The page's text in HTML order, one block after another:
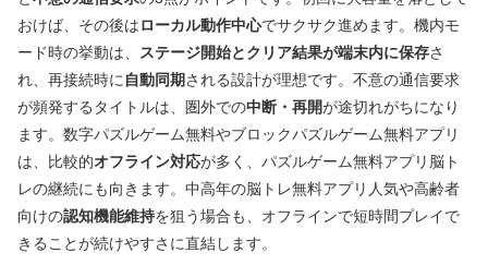
おけば、その後はローカル動作中心でサクサク進めます。機内モ
ード時の挙動は、
ステージ開始とクリア結果が端末内に保存さ
れ、再接続時に 自動同期される設計が理想です。不意の通信要求
が頻発するタイトルは、圏外での中断・再開が途切れがちになり
ます。数字パズルゲーム無料やブロックパズルゲーム無料アプリ
は、比較的オフライン対応が多く、パズルゲーム無料アプリ脳ト
レの継続にも向きます。中高年の脳トレ無料アプリ人気や高齢者
向けの認知機能維持を狙う場合も、オフラインで短時間プレイで
きることが続けやすさに直結します。